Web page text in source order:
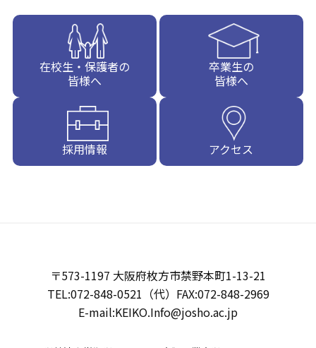
在校生・保護者の
皆様へ
卒業生の
皆様へ
採用情報 アクセス
〒573-1197 大阪府枚方市禁野本町1-13-21
TEL:072-848-0521（代）FAX:072-848-2969
E-mail:KEIKO.Info@josho.ac.jp